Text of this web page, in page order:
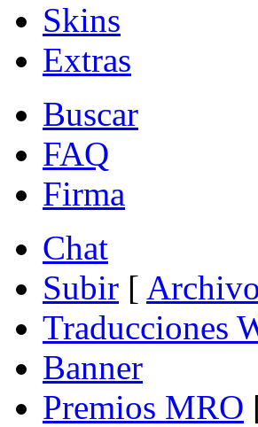
Skins
Extras
Buscar
FAQ
Firma
Chat
Subir [
Traducciones
Banner
Premios MRO